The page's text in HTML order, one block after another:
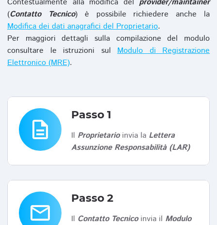
(Contatto Tecnico) è possibile richiedere anche la
Modifica dei dati anagrafici del Proprietario.
Per maggiori dettagli sulla compilazione del modulo
consultare le istruzioni sul Modulo di Registrazione
Elettronico (MRE).
description
Passo 1
Il Proprietarioinvia la Lettera
Assunzione Responsabilità (LAR)
email
Passo 2
Il Contatto Tecnicoinvia il Modulo